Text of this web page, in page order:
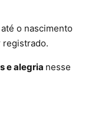
o nascimento
registrado.
e alegria nesse